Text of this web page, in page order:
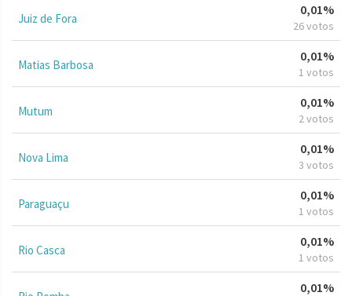
Juiz de Fora
0,01%
26 votos
Matias Barbosa
0,01%
1 votos
Mutum
0,01%
2 votos
Nova Lima
0,01%
3 votos
Paraguaçu
0,01%
1 votos
Rio Casca
0,01%
1 votos
0,01%